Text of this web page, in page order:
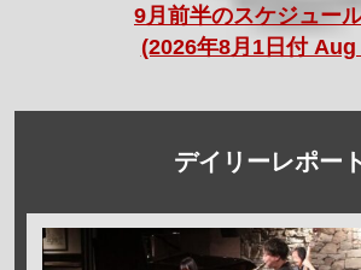
9月前半のスケジュー
(2026年8月1日付
デイリーレポート